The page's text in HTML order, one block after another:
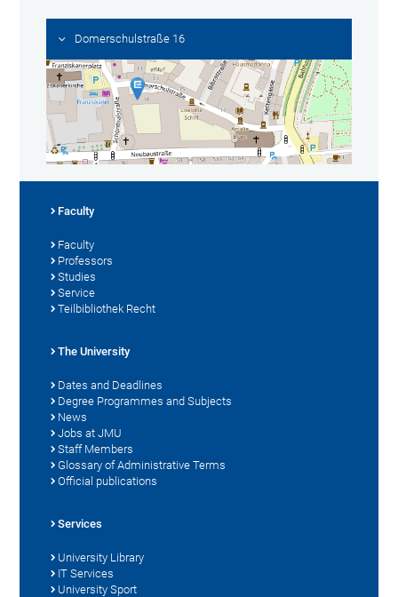
Domerschulstraße 16
Faculty
Faculty
Professors
Studies
Service
Teilbibliothek Recht
The University
Dates and Deadlines
Degree Programmes and Subjects
News
Jobs at JMU
Staff Members
Glossary of Administrative Terms
Official publications
Services
University Library
IT Services
University Sport